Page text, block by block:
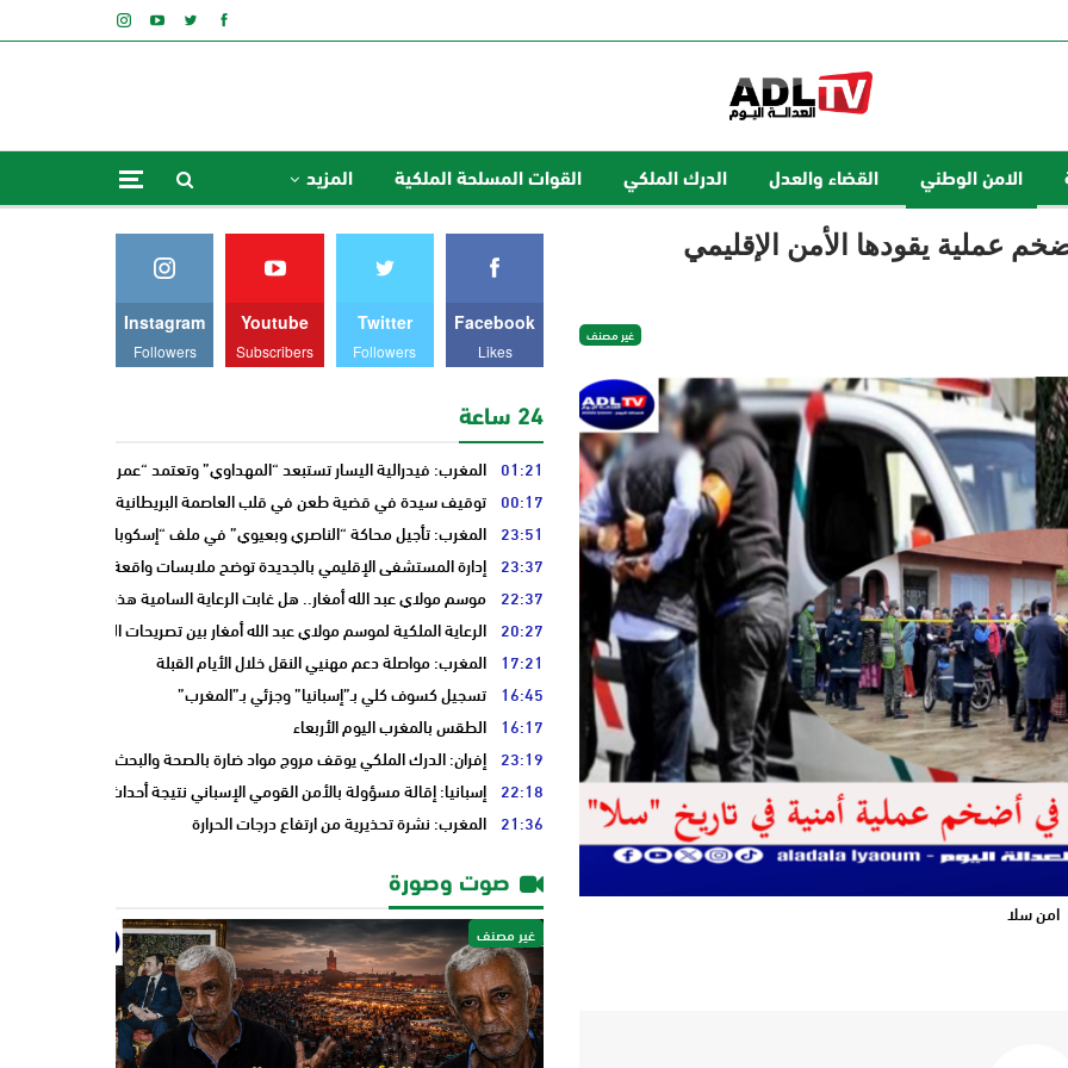
الامن الوطني القضاء والعدل الدرك الملكي القوات المسلحة الملكية المزيد
عملية يقودها الأمن الإقليمي
غير مصنف
امن سلا
Facebook
Likes
Twitter
Followers
Youtube
Subscribers
Instagram
Followers
24 ساعة
01:21 المغرب: فيدرالية اليسار تستبعد “المهداوي” وتعتمد “عمر بنجلون” وسط
00:17 توقيف سيدة في قضية طعن في قلب العاصمة البريطانية “لندن”
23:51 المغرب: تأجيل محاكة “الناصري وبعيوي” في ملف “إسكوبار الصحراء”
23:37 إدارة المستشفى الإقليمي بالجديدة توضح ملابسات واقعة سيدة حامل
22:37 موسم مولاي عبد الله أمغار.. هل غابت الرعاية السامية هذه السنة فقط أم
20:27 الرعاية الملكية لموسم مولاي عبد الله أمغار بين تصريحات المسؤولين
17:21 المغرب: مواصلة دعم مهنيي النقل خلال الأيام القبلة
16:45 تسجيل كسوف كلي بـ”إسبانيا” وجزئي بـ”المغرب”
16:17 الطقس بالمغرب اليوم الأربعاء
23:19 إفران: الدرك الملكي يوقف مروج مواد ضارة بالصحة والبحث يكشف عن
22:18 إسبانيا: إقالة مسؤولة بالأمن القومي الإسباني نتيجة أحداث “سبتة”
21:36 المغرب: نشرة تحذيرية من ارتفاع درجات الحرارة
صوت وصورة
غير مصنف